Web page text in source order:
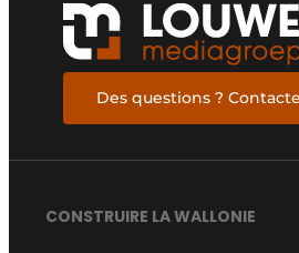
Des questions ?
CONSTRUIRE LA WALLONIE